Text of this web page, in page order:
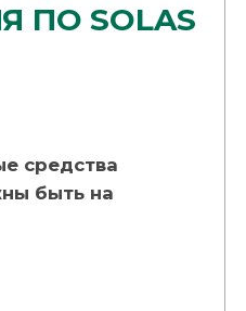
ПО SOLAS
средства
быть на